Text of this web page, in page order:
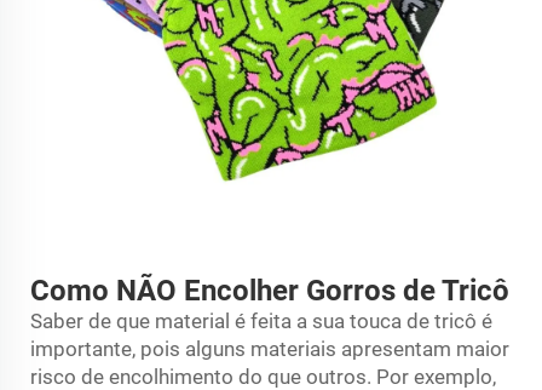
Como NÃO Encolher Gorros de Tricô
Saber de que material é feita a sua touca de tricô é
importante, pois alguns materiais apresentam maior
risco de encolhimento do que outros. Por exemplo,